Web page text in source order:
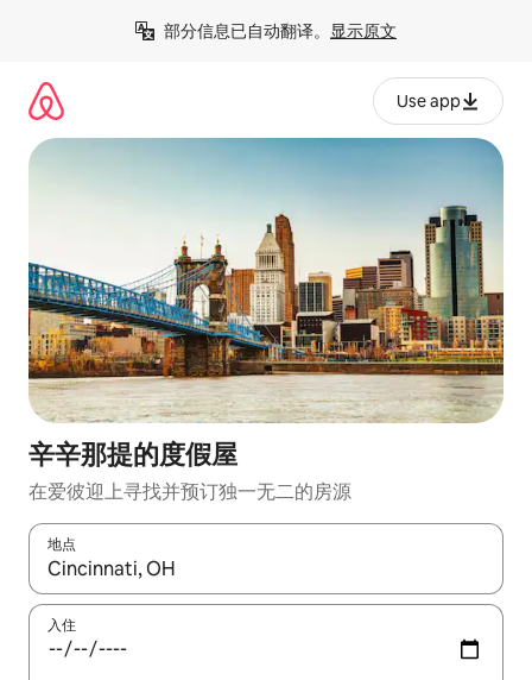
部分信息已自动翻译。 显示原文
Use app
辛辛那提的度假屋
在爱彼迎上寻找并预订独一无二的房源
地点
如有搜索结果，请使用上下方向键查看，或通过点击或滑动手势
入住